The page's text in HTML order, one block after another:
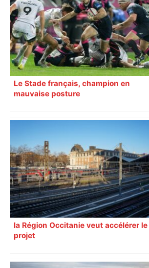
Le Stade français, champion en
mauvaise posture
la Région Occitanie veut accélérer le
projet